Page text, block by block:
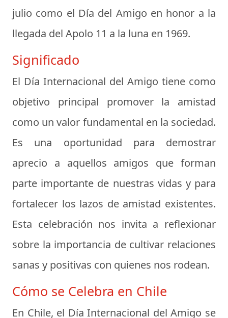
julio como el Día del Amigo en honor a la
llegada del Apolo 11 a la luna en 1969.
Significado
El Día Internacional del Amigo tiene como
objetivo principal promover la amistad
como un valor fundamental en la sociedad.
Es una oportunidad para demostrar
aprecio a aquellos amigos que forman
parte importante de nuestras vidas y para
fortalecer los lazos de amistad existentes.
Esta celebración nos invita a reflexionar
sobre la importancia de cultivar relaciones
sanas y positivas con quienes nos rodean.
Cómo se Celebra en Chile
En Chile, el Día Internacional del Amigo se